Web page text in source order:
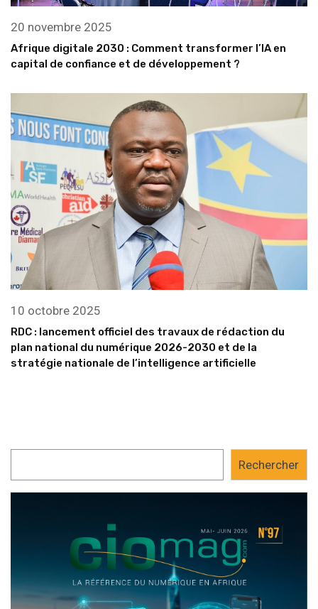
20 novembre 2025
Afrique digitale 2030 : Comment transformer l’IA en
capital de confiance et de développement ?
10 octobre 2025
RDC : lancement officiel des travaux de rédaction du
plan national du numérique 2026-2030 et de la
stratégie nationale de l’intelligence artificielle
Rechercher